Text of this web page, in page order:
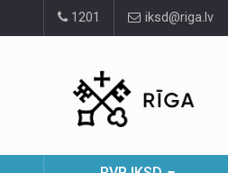
1201 iksd@riga.lv